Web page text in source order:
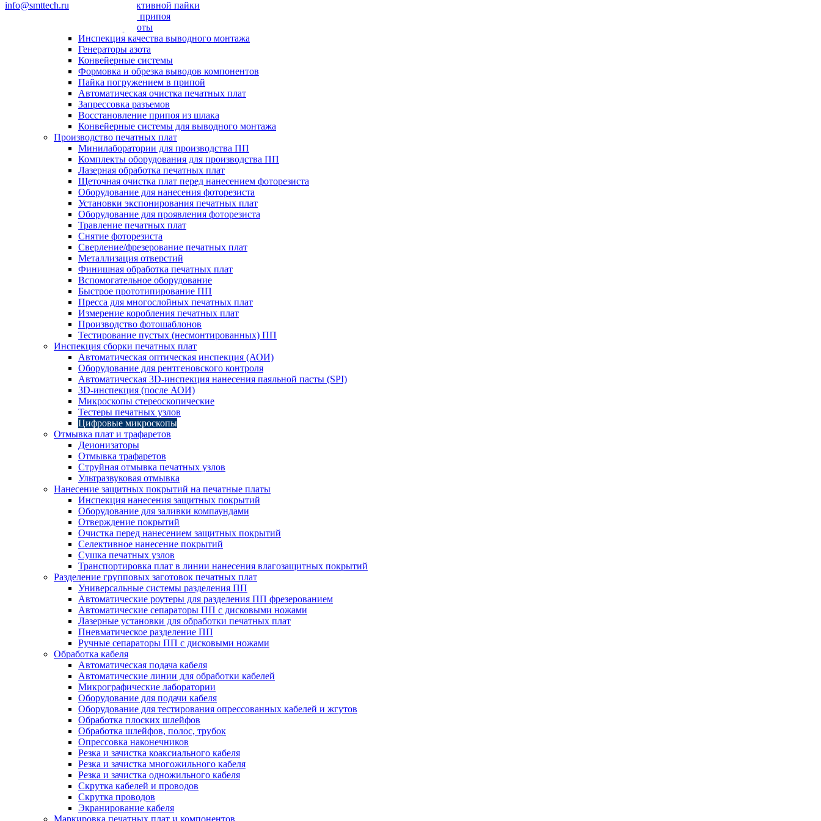
info@smttech.ru
Системы селективной пайки
Пайка волной припоя
Паяльные роботы
Инспекция качества выводного монтажа
Генераторы азота
Конвейерные системы
Формовка и обрезка выводов компонентов
Пайка погружением в припой
Автоматическая очистка печатных плат
Запрессовка разъемов
Восстановление припоя из шлака
Конвейерные системы для выводного монтажа
Производство печатных плат
Минилаборатории для производства ПП
Комплекты оборудования для производства ПП
Лазерная обработка печатных плат
Щеточная очистка плат перед нанесением фоторезиста
Оборудование для нанесения фоторезиста
Установки экспонирования печатных плат
Оборудование для проявления фоторезиста
Травление печатных плат
Снятие фоторезиста
Сверление/фрезерование печатных плат
Металлизация отверстий
Финишная обработка печатных плат
Вспомогательное оборудование
Быстрое прототипирование ПП
Пресса для многослойных печатных плат
Измерение коробления печатных плат
Производство фотошаблонов
Тестирование пустых (несмонтированных) ПП
Инспекция сборки печатных плат
Автоматическая оптическая инспекция (АОИ)
Оборудование для рентгеновского контроля
Автоматическая 3D-инспекция нанесения паяльной пасты (SPI)
3D-инспекция (после АОИ)
Микроскопы стереоскопические
Тестеры печатных узлов
Цифровые микроскопы
Отмывка плат и трафаретов
Деионизаторы
Отмывка трафаретов
Струйная отмывка печатных узлов
Ультразвуковая отмывка
Нанесение защитных покрытий на печатные платы
Инспекция нанесения защитных покрытий
Оборудование для заливки компаундами
Отверждение покрытий
Очистка перед нанесением защитных покрытий
Селективное нанесение покрытий
Сушка печатных узлов
Транспортировка плат в линии нанесения влагозащитных покрытий
Разделение групповых заготовок печатных плат
Универсальные системы разделения ПП
Автоматические роутеры для разделения ПП фрезерованием
Автоматические сепараторы ПП с дисковыми ножами
Лазерные установки для обработки печатных плат
Пневматическое разделение ПП
Ручные сепараторы ПП с дисковыми ножами
Обработка кабеля
Автоматическая подача кабеля
Автоматические линии для обработки кабелей
Микрографические лаборатории
Оборудование для подачи кабеля
Оборудование для тестирования опрессованных кабелей и жгутов
Обработка плоских шлейфов
Обработка шлейфов, полос, трубок
Опрессовка наконечников
Резка и зачистка коаксиального кабеля
Резка и зачистка многожильного кабеля
Резка и зачистка одножильного кабеля
Скрутка кабелей и проводов
Скрутка проводов
Экранирование кабеля
Маркировка печатных плат и компонентов